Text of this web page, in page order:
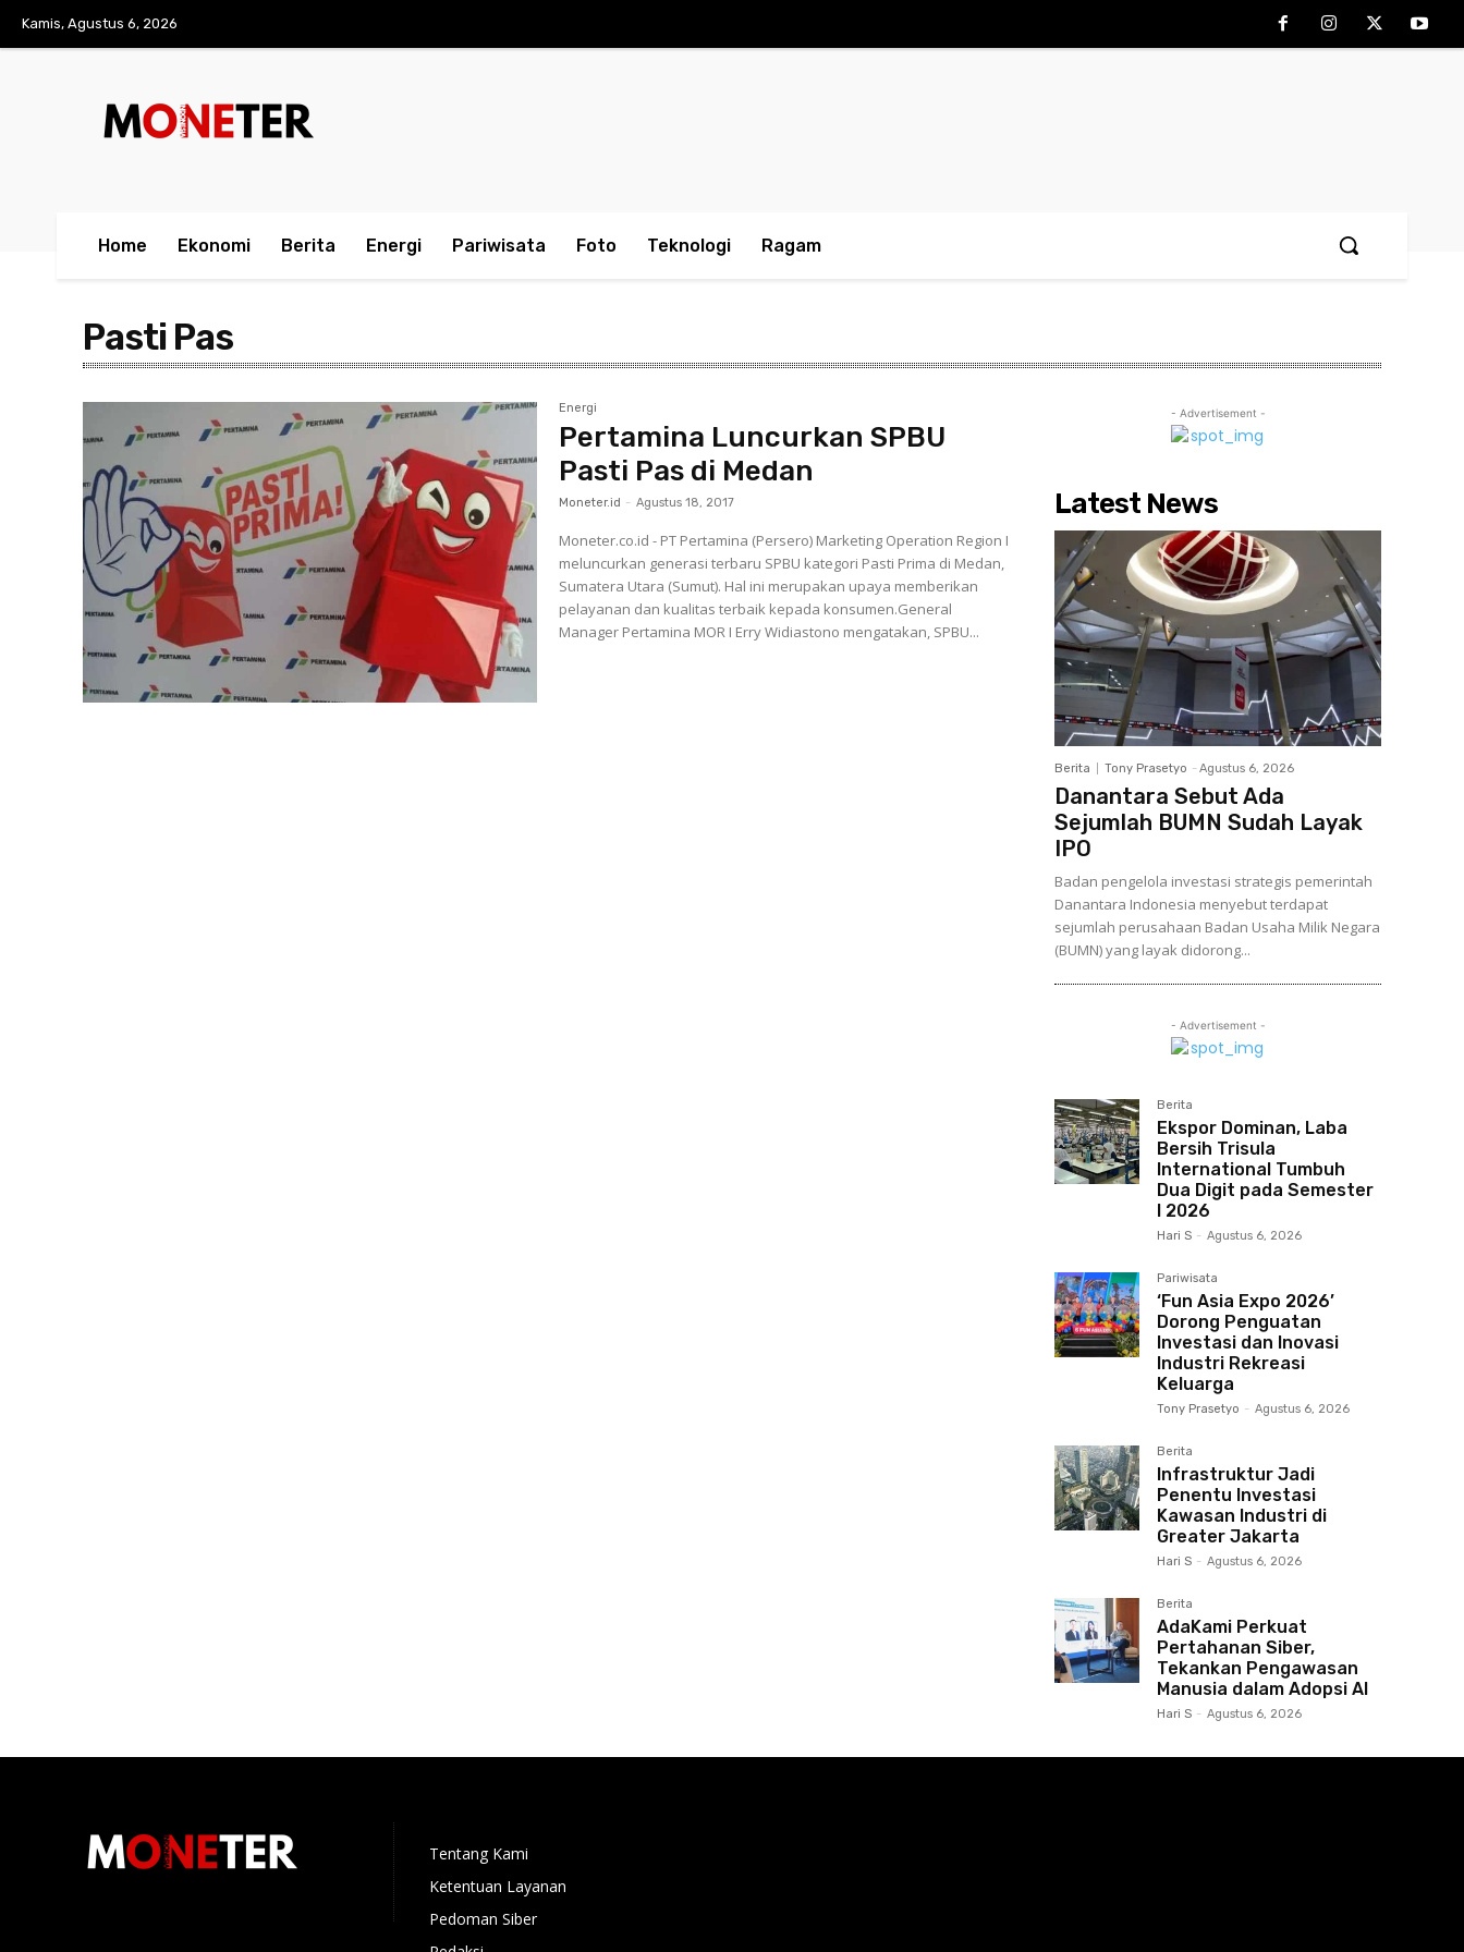
Kamis, Agustus 6, 2026
Home Ekonomi Berita Energi Pariwisata Foto Teknologi Ragam
Pasti Pas
Energi
Pertamina Luncurkan SPBU
Pasti Pas di Medan
Moneter.id - Agustus 18, 2017
Moneter.co.id - PT Pertamina (Persero) Marketing Operation Region I
meluncurkan generasi terbaru SPBU kategori Pasti Prima di Medan,
Sumatera Utara (Sumut). Hal ini merupakan upaya memberikan
pelayanan dan kualitas terbaik kepada konsumen.General
Manager Pertamina MOR I Erry Widiastono mengatakan, SPBU...
- Advertisement -
Latest News
Berita Tony Prasetyo - Agustus 6, 2026
Danantara Sebut Ada
Sejumlah BUMN Sudah Layak
IPO
Badan pengelola investasi strategis pemerintah
Danantara Indonesia menyebut terdapat
sejumlah perusahaan Badan Usaha Milik Negara
(BUMN) yang layak didorong...
- Advertisement -
Berita
Ekspor Dominan, Laba
Bersih Trisula
International Tumbuh
Dua Digit pada Semester
I 2026
Hari S - Agustus 6, 2026
Pariwisata
‘Fun Asia Expo 2026’
Dorong Penguatan
Investasi dan Inovasi
Industri Rekreasi
Keluarga
Tony Prasetyo - Agustus 6, 2026
Berita
Infrastruktur Jadi
Penentu Investasi
Kawasan Industri di
Greater Jakarta
Hari S - Agustus 6, 2026
Berita
AdaKami Perkuat
Pertahanan Siber,
Tekankan Pengawasan
Manusia dalam Adopsi AI
Hari S - Agustus 6, 2026
Tentang Kami
Ketentuan Layanan
Pedoman Siber